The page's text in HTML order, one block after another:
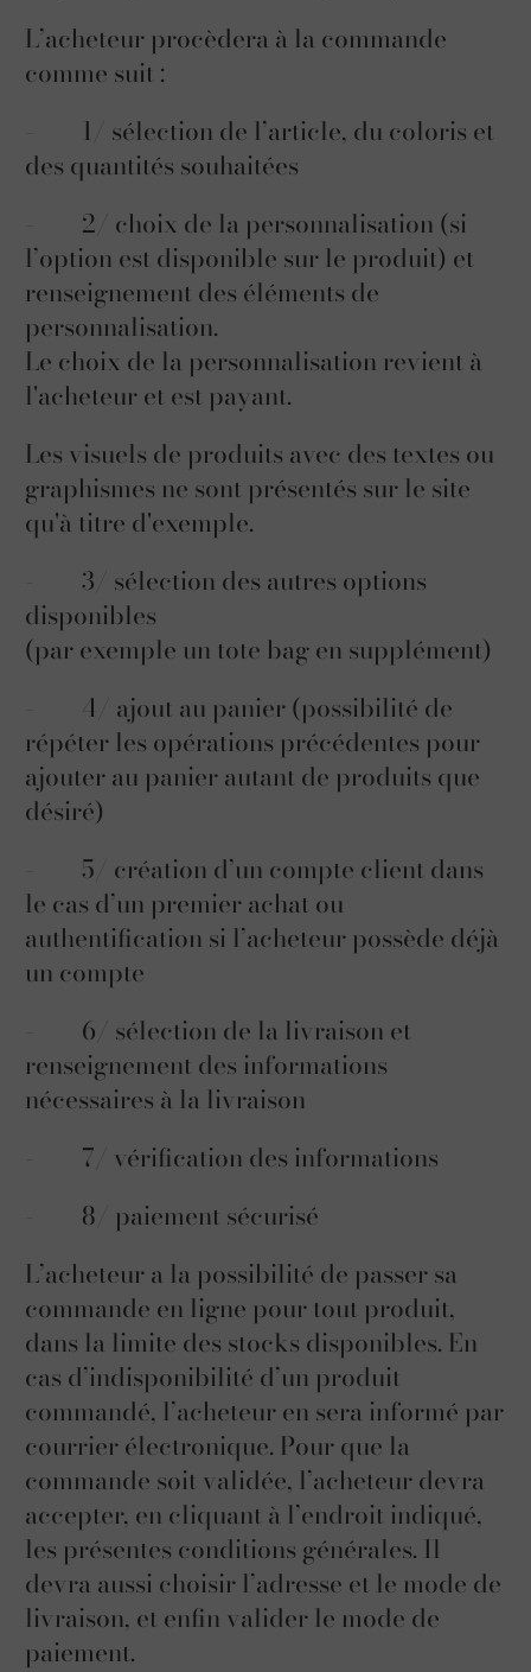
L’acheteur procèdera à la commande
comme suit :
- 1/ sélection de l’article, du coloris et
des quantités souhaitées
- 2/ choix de la personnalisation (si
l’option est disponible sur le produit) et
renseignement des éléments de
personnalisation.
Le choix de la personnalisation revient à
l'acheteur et est payant.
Les visuels de produits avec des textes ou
graphismes ne sont présentés sur le site
qu'à titre d'exemple.
- 3/ sélection des autres options
disponibles
(par exemple un tote bag en supplément)
- 4/ ajout au panier (possibilité de
répéter les opérations précédentes pour
ajouter au panier autant de produits que
désiré)
- 5/ création d’un compte client dans
le cas d’un premier achat ou
authentification si l’acheteur possède déjà
un compte
- 6/ sélection de la livraison et
renseignement des informations
nécessaires à la livraison
- 7/ vérification des informations
- 8/ paiement sécurisé
L’acheteur a la possibilité de passer sa
commande en ligne pour tout produit,
dans la limite des stocks disponibles. En
cas d’indisponibilité d’un produit
commandé, l’acheteur en sera informé par
courrier électronique. Pour que la
commande soit validée, l’acheteur devra
accepter, en cliquant à l’endroit indiqué,
les présentes conditions générales. Il
devra aussi choisir l’adresse et le mode de
livraison, et enfin valider le mode de
paiement.